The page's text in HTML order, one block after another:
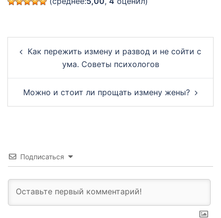
navigation
Как пережить измену и развод и не сойти с
ума. Советы психологов
Можно и стоит ли прощать измену жены?
Подписаться